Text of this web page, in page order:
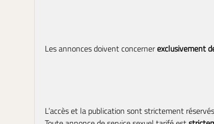
Les annonces doivent concernerexclusivement
L’accès et la publication sont strictement